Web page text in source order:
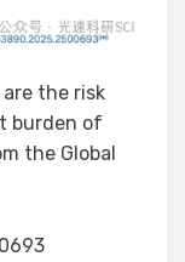
are the risk
burden of
the Global